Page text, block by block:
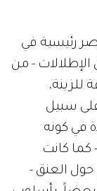
رئيسية في
- من
للزينة،
على سبيل
في كونه
كما كانت
العنق -